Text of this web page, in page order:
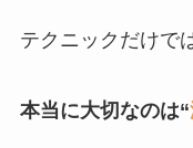
テクニックだけで
本当に大切なのは“